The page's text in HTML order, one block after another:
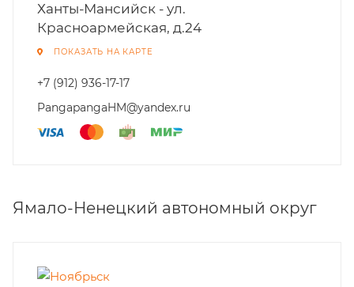
Ханты-Мансийск - ул.
Красноармейская, д.24
ПОКАЗАТЬ НА КАРТЕ
+7 (912) 936-17-17
PangapangaHM@yandex.ru
Ямало-Ненецкий автономный округ